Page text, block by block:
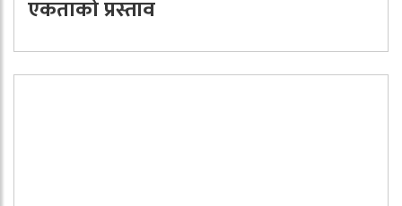
एकताको प्रस्ताव